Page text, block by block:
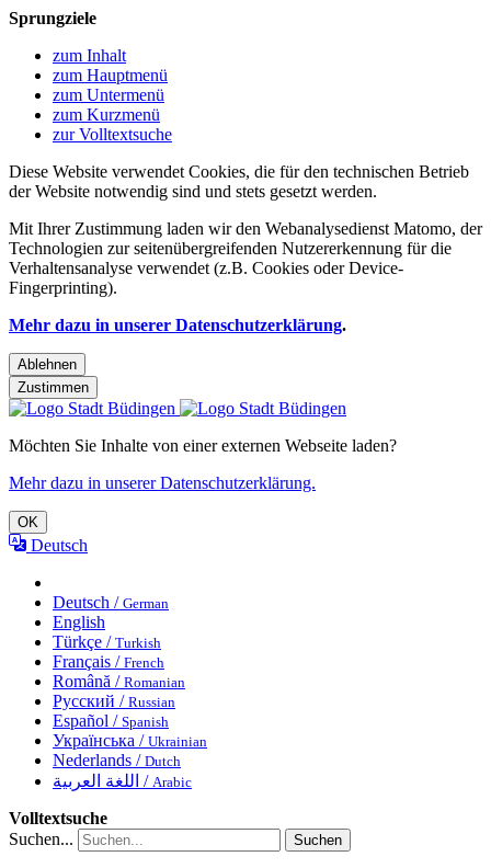
Sprungziele
zum Inhalt
zum Hauptmenü
zum Untermenü
zum Kurzmenü
zur Volltextsuche
Diese Website verwendet Cookies, die für den technischen Betrieb
der Website notwendig sind und stets gesetzt werden.
Mit Ihrer Zustimmung laden wir den Webanalysedienst Matomo, der
Technologien zur seitenübergreifenden Nutzererkennung für die
Verhaltensanalyse verwendet (z.B. Cookies oder Device-
Fingerprinting).
Mehr dazu in unserer Datenschutzerklärung.
Ablehnen
Zustimmen
Möchten Sie Inhalte von einer externen Webseite laden?
Mehr dazu in unserer Datenschutzerklärung.
OK
Deutsch
Deutsch / German
English
Türkçe / Turkish
Français / French
Română / Romanian
Русский / Russian
Español / Spanish
Українська / Ukrainian
Nederlands / Dutch
اللغة العربية / Arabic
Volltextsuche
Suchen...
Suchen